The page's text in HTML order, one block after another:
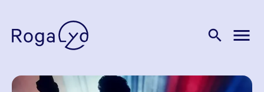
search menu